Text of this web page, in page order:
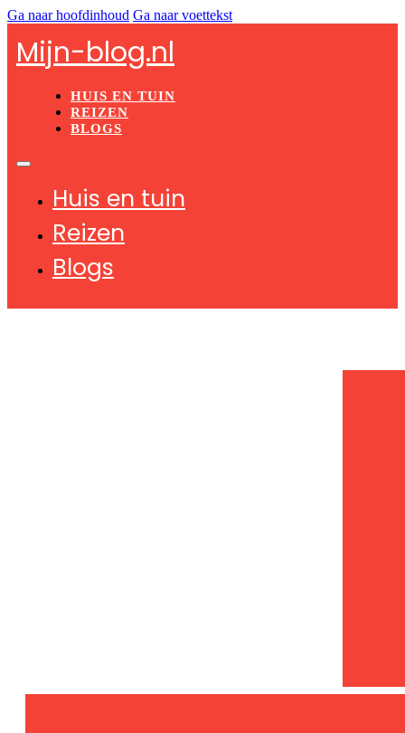
Ga naar hoofdinhoud Ga naar voettekst
Mijn-blog.nl
HUIS EN TUIN
REIZEN
BLOGS
Huis en tuin
Reizen
Blogs